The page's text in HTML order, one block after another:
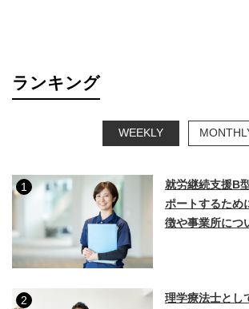
ランキング
WEEKLY
1
就労継続支援B
ポートするため
徴や事業所につ
2
理学療法士とし